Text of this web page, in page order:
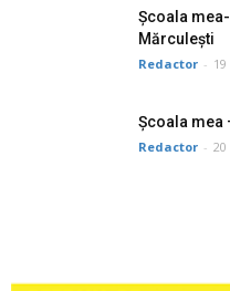
Școala
Mărculești
Redactor -
Școala mea
Redactor -